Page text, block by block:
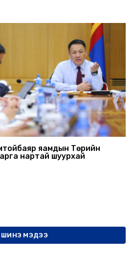
яамдын Төрийн
нартай шуурхай
ШИНЭ МЭДЭЭ